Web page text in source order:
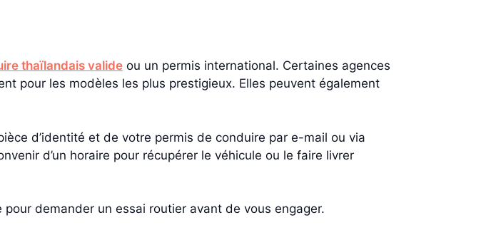
thaïlandais valide ou un permis international. Certaines agences
pour les modèles les plus prestigieux. Elles peuvent également
d’identité et de votre permis de conduire par e-mail ou via
d’un horaire pour récupérer le véhicule ou le faire livrer
demander un essai routier avant de vous engager.